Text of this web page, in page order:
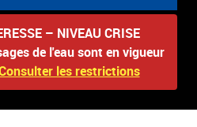
– NIVEAU CRISE
de l'eau sont en vigueur
les restrictions